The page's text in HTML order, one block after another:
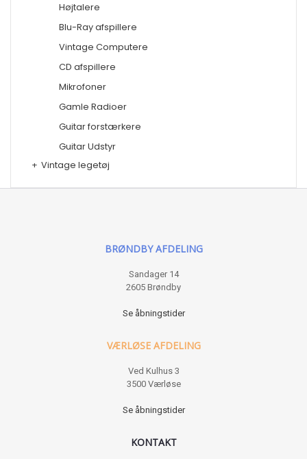
Højtalere
Blu-Ray afspillere
Vintage Computere
CD afspillere
Mikrofoner
Gamle Radioer
Guitar forstærkere
Guitar Udstyr
+ Vintage legetøj
BRØNDBY AFDELING
Sandager 14
2605 Brøndby
Se åbningstider
VÆRLØSE AFDELING
Ved Kulhus 3
3500 Værløse
Se åbningstider
KONTAKT